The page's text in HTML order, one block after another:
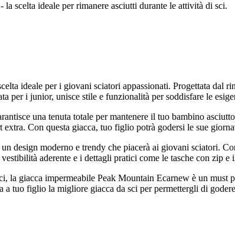
scelta ideale per rimanere asciutti durante le attività di sci.
ideale per i giovani sciatori appassionati. Progettata dal
per i junior, unisce stile e funzionalità per soddisfare le
una tenuta totale per mantenere il tuo bambino
Con questa giacca, tuo figlio potrà godersi le sue
design moderno e trendy che piacerà ai giovani sciatori.
aderente e i dettagli pratici come le tasche con zip
la giacca impermeabile Peak Mountain Ecarnew è un
tuo figlio la migliore giacca da sci per permettergli di